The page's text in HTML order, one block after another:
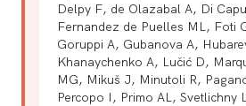
Delpy F, de Olazabal A, Di
Fernandez de Puelles ML, Foti
Goruppi A, Gubanova A,
Khanaychenko A, Lučić D,
MG, Mikuš J, Minutoli R,
Percopo I, Primo AL, Svetlichny